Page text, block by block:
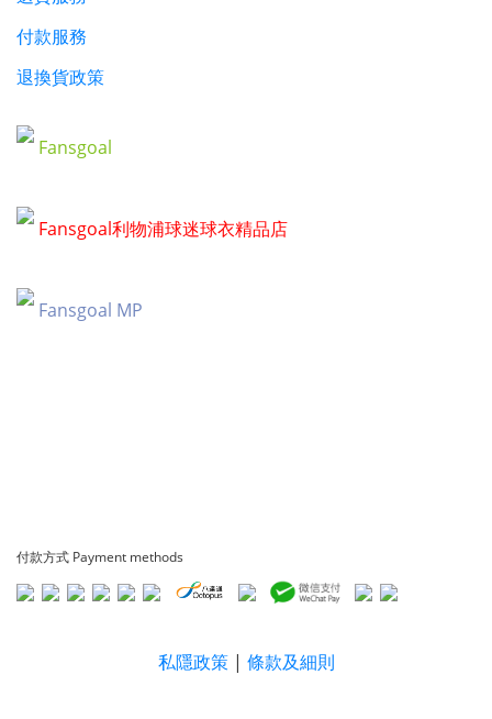
付款服務
退換貨政策
Fansgoal
Fansgoal利物浦球迷球衣精品店
Fansgoal MP
付款方式 Payment methods
私隱政策 | 條款及細則